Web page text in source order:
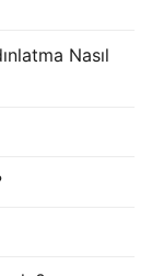
Nasıl